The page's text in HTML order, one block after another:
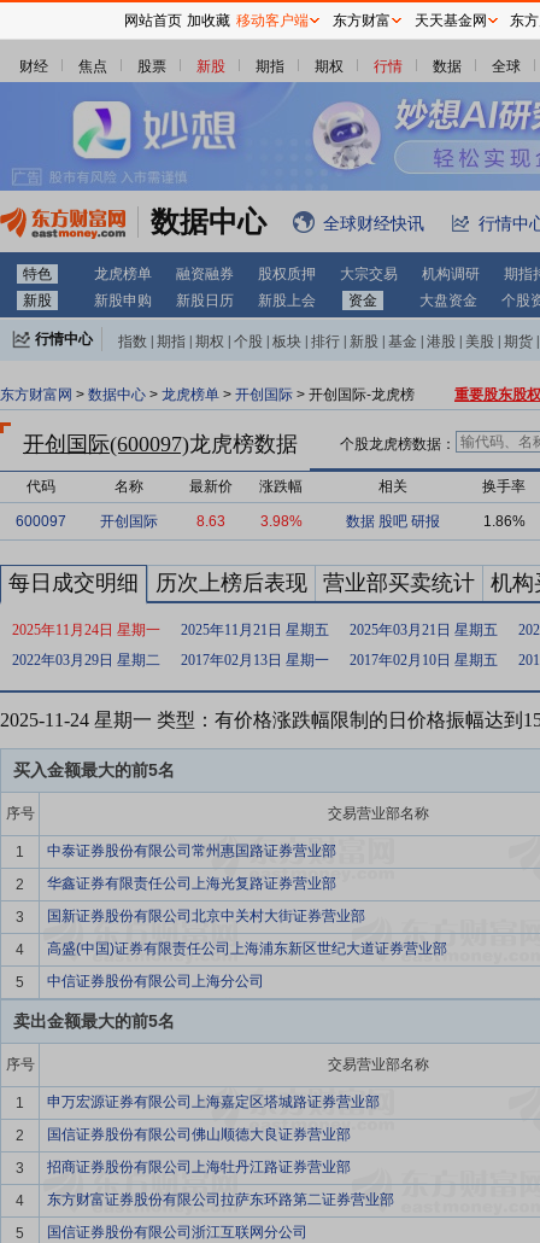
财经 焦点 股票 新股 期指 期权 行情 数据 全球
数据中心 全球财经快讯 行情中
特色 龙虎榜单 融资融券 股权质押 大宗交易 机构调研
期指
新股
新股申购 新股日历 新股上会 资金 大盘资金 个股
行情中心 指数 期指 期权 个股 板块 排行 新股 基金 港股 美股 期货
东方财富网 > 数据中心 > 龙虎榜单 > 开创国际 > 开创国际-龙虎榜 重要股东股
开创国际(600097)龙虎榜数据 个股龙虎榜数据：
代码 名称 最新价 涨跌幅 相关 换手率
600097 开创国际 8.63 3.98% 数据 股吧 研报 1.86%
每日成交明细 历次上榜后表现 营业部买卖统计 机构
2025年11月24日 星期一 2025年11月21日 星期五 2025年03月21日 星期五
2022年03月29日 星期二
2017年02月13日 星期一 2017年02月10日 星期五
2025-11-24 星期一 类型：有价格涨跌幅限制的日价格振幅达到
买入金额最大的前5名
序号 交易营业部名称
1
中泰证券股份有限公司常州惠国路证券营业部
2
华鑫证券有限责任公司上海光复路证券营业部
3
国新证券股份有限公司北京中关村大街证券营业部
4
高盛(中国)证券有限责任公司上海浦东新区世纪大道证券营业部
5
中信证券股份有限公司上海分公司
卖出金额最大的前5名
序号 交易营业部名称
1
申万宏源证券有限公司上海嘉定区塔城路证券营业部
2
国信证券股份有限公司佛山顺德大良证券营业部
3
招商证券股份有限公司上海牡丹江路证券营业部
4
东方财富证券股份有限公司拉萨东环路第二证券营业部
5
国信证券股份有限公司浙江互联网分公司
网站首页 加收藏 移动客户端 东方财富 天天基金网 东